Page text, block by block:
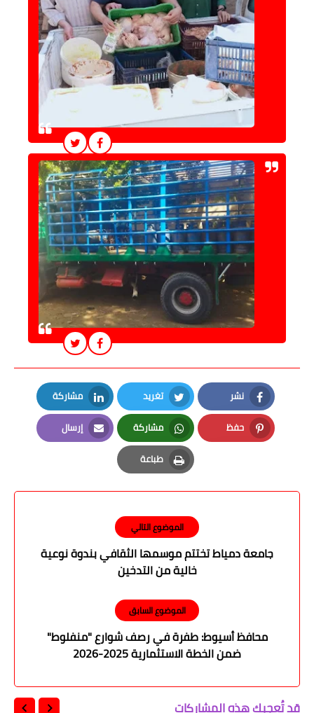
نشر
Facebook
تغريد
Twitter
مشاركة
LinkedIn
حفظ
Pinterest
مشاركة
Whatsapp
إرسال
Email
طباعة
Print
الموضوع التالي
جامعة دمياط تختتم موسمها الثقافي بندوة نوعية
خالية من التدخين
الموضوع السابق
محافظ أسيوط: طفرة في رصف شوارع "منفلوط"
ضمن الخطة الاستثمارية 2025-2026
قد تُعجبك هذه المشاركات